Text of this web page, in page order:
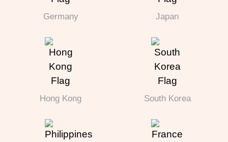
Germany Japan
Hong Kong South Korea